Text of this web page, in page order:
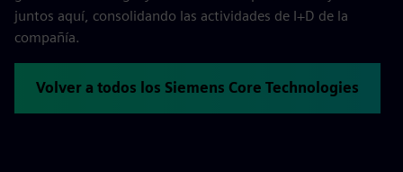
juntos aquí, consolidando las actividades de I+D de la
compañía.
Volver a todos los Siemens Core Technologies